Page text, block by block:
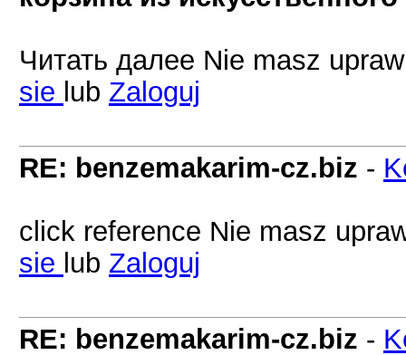
Читать далее Nie masz
sie lub Zaloguj
RE: benzemakarim-cz.biz -
click reference Nie masz
sie lub Zaloguj
RE: benzemakarim-cz.biz -